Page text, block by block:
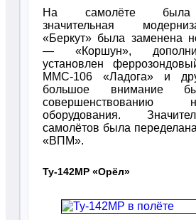
На самолёте была
значительная
«Беркут» была заменена
— «Коршун»,
установлен
ММС-106 «Ладога» и
большое внимание
совершенствованию
оборудования.
самолётов была
«ВПМ».
Ту-142МР «Орёл»